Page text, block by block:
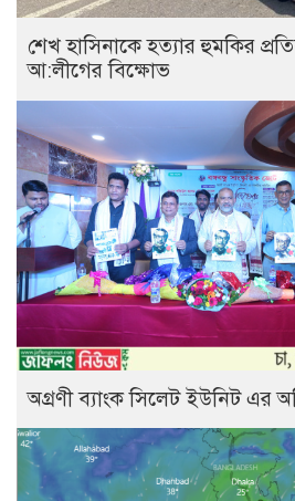
শেখ হাসিনাকে হত্যার হুমকির
আ:লীগের বিক্ষোভ
অগ্রণী ব্যাংক সিলেট ইউনিট এর